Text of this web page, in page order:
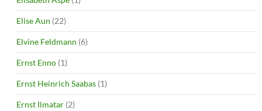
Elise Aun (22)
Elvine Feldmann (6)
Ernst Enno (1)
Ernst Heinrich Saabas (1)
Ernst Ilmatar (2)